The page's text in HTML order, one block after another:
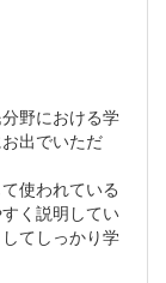
野における学
出でいただ
使われている
く説明してい
てしっかり学